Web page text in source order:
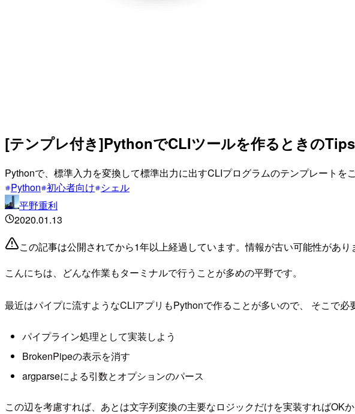
[テンプレ付き]PythonでCLIツールを作るときのTips
Pythonで、標準入力を変換して標準出力に出すCLIプログラムのテンプレートをご
Python 初心者向け シェル
平野重利
2020.01.13
この記事は公開されてから1年以上経過しています。情報が古い可能性があり
こんにちは、どんな作業もターミナルで行うことが多めの平野です。
最近はパイプに流すようなCLIアプリもPythonで作ることが多いので、 そこで
パイプライン処理として実装しよう
BrokenPipeの表示を消す
argparseによる引数とオプションのパース
この辺を考慮すれば、あとは文字列変換の主要なロジックだけを実装すればOKか